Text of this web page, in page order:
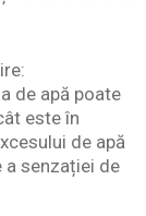
de apă poate
este în
de apă
a senzației de